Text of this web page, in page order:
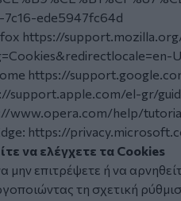
ede5947fc64d
https://
https://
support.apple.com/el-gr/
www.opera.com/help/
https://
να ελέγχετε τα Cookies
μην επιτρέψετε ή να
τη σχετική